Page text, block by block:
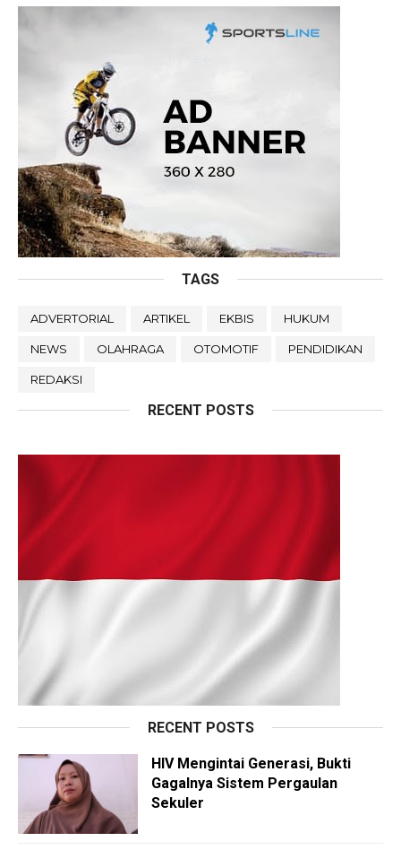
TAGS
ADVERTORIAL ARTIKEL EKBIS HUKUM
NEWS OLAHRAGA OTOMOTIF PENDIDIKAN
REDAKSI
RECENT POSTS
RECENT POSTS
HIV Mengintai Generasi, Bukti
Gagalnya Sistem Pergaulan
Sekuler